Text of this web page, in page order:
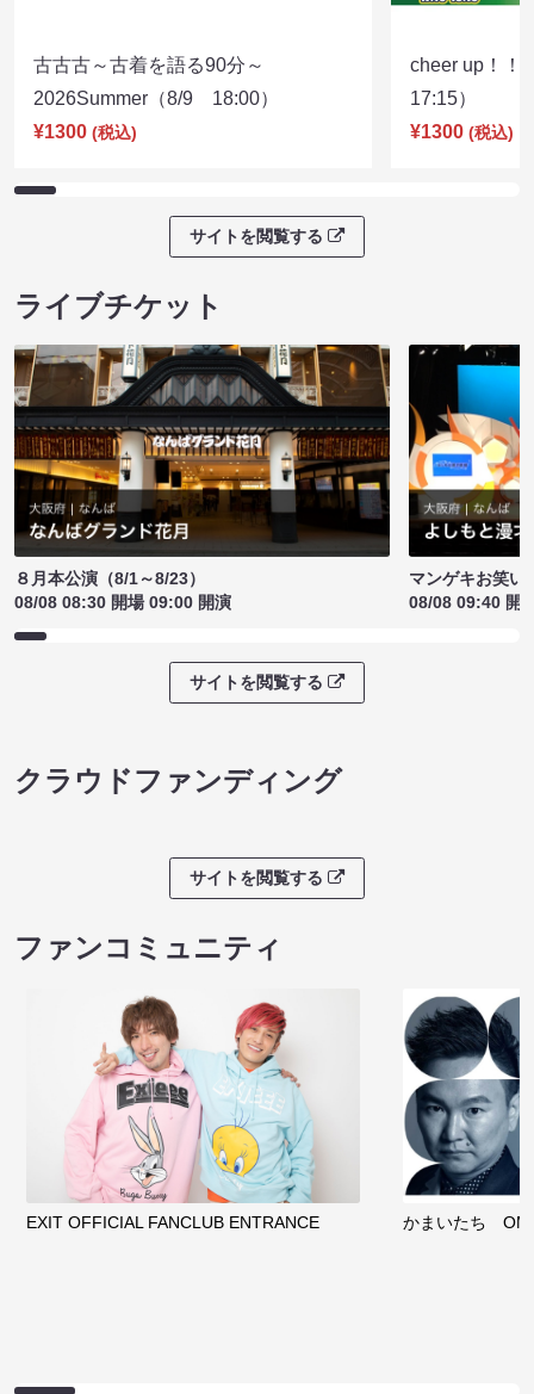
古古古～古着を語る90分～
2026Summer（8/9 18:00）
¥1300 (税込)
cheer up！
17:15）
¥1300 (税込)
サイトを閲覧する
ライブチケット
８月本公演（8/1～8/23）
08/08 08:30 開場 09:00 開演
マンゲキお笑い
08/08 09:40 開
サイトを閲覧する
クラウドファンディング
サイトを閲覧する
ファンコミュニティ
EXIT OFFICIAL FANCLUB ENTRANCE かまいたち